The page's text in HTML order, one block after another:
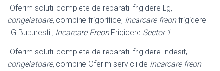
-Oferim solutii complete de reparatii frigidere Lg,
congelatoare, combine frigorifice, Incarcare freonfrigidere
LG Bucuresti , Incarcare FreonFrigidere Sector 1
-Oferim solutii complete de reparatii frigidere Indesit,
congelatoare, combine Oferim servicii de incarcare freon